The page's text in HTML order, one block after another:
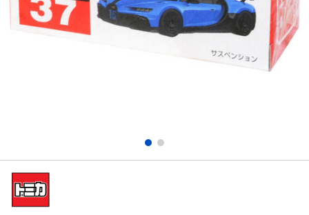
電子玩具
派對用品
playpop
Tomica多美